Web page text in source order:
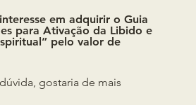
em adquirir o Guia
para Ativação da Libido e
pelo valor de
gostaria de mais